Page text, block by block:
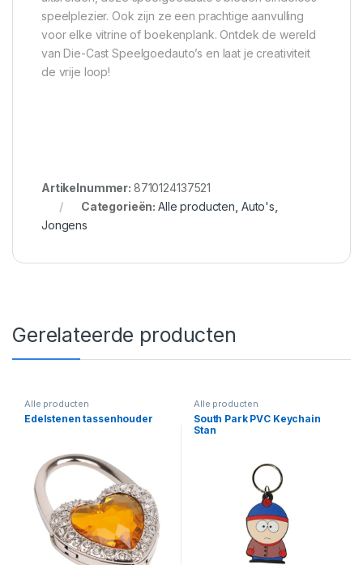
speelplezier. Ook zijn ze een prachtige aanvulling
voor elke vitrine of boekenplank. Ontdek de wereld
van Die-Cast Speelgoedauto’s en laat je creativiteit
de vrije loop!
Artikelnummer: 8710124137521
Categorieën:Alle producten Auto's
Jongens
Gerelateerde producten
Alle producten
Edelstenen tassenhouder
Alle producten
South Park PVC Keychain
Stan